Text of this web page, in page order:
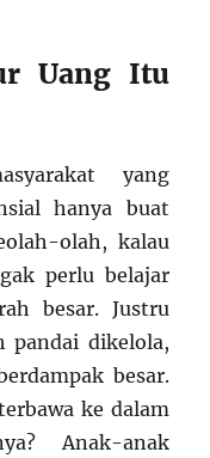
Uang Itu
yang
hanya buat
olah, kalau
perlu belajar
besar. Justru
pandai dikelola,
besar.
ke dalam
Anak-anak